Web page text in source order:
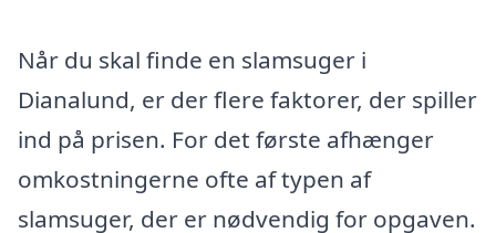
Når du skal finde en slamsuger i
Dianalund, er der flere faktorer, der spiller
ind på prisen. For det første afhænger
omkostningerne ofte af typen af
slamsuger, der er nødvendig for opgaven.